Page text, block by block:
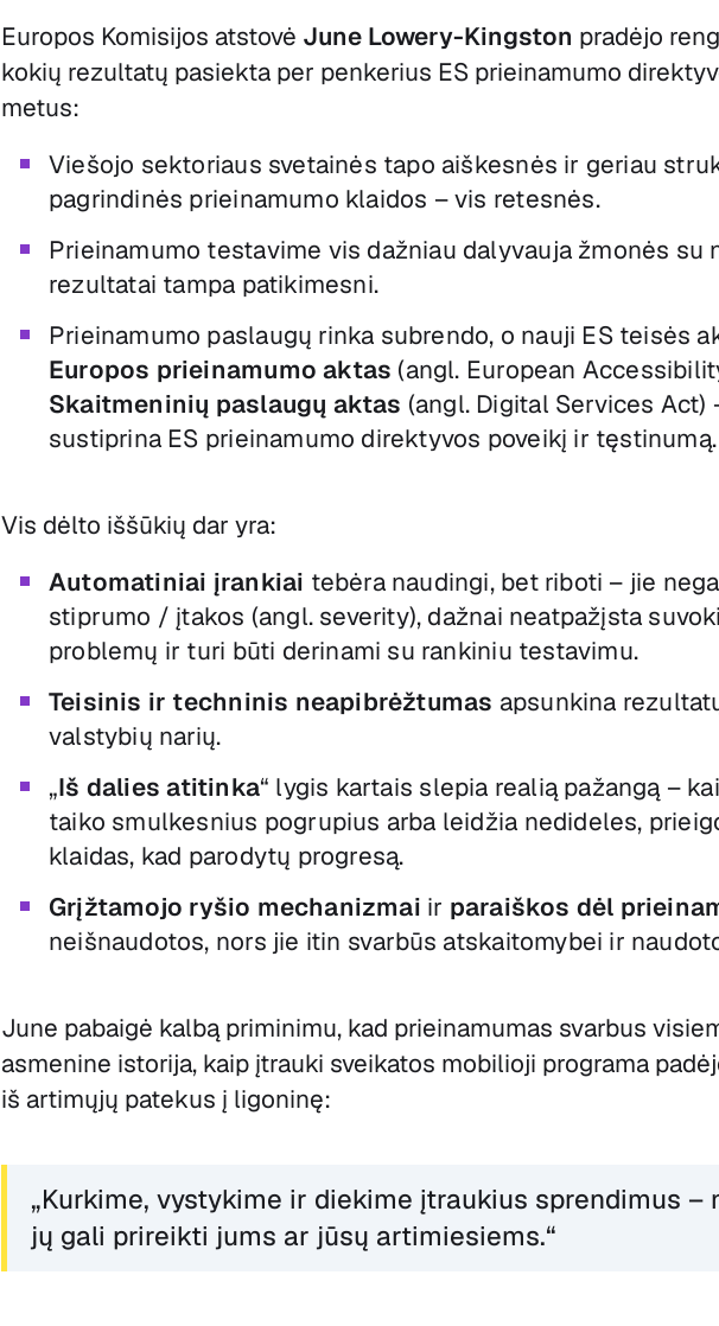
Europos Komisijos atstovė June Lowery-Kingston pradėjo
kokių rezultatų pasiekta per penkerius ES prieinamumo
metus:
Viešojo sektoriaus svetainės tapo aiškesnės ir geriau
pagrindinės prieinamumo klaidos – vis retesnės.
Prieinamumo testavime vis dažniau dalyvauja žmonės su
rezultatai tampa patikimesni.
Prieinamumo paslaugų rinka subrendo, o nauji ES teisės
Europos prieinamumo aktas (angl. European
Skaitmeninių paslaugų aktas (angl. Digital Services Act)
sustiprina ES prieinamumo direktyvos poveikį ir tęstinumą.
Vis dėlto iššūkių dar yra:
Automatiniai įrankiai tebėra naudingi, bet riboti – jie
stiprumo / įtakos (angl. severity), dažnai neatpažįsta
problemų ir turi būti derinami su rankiniu testavimu.
Teisinis ir techninis neapibrėžtumas apsunkina
valstybių narių.
„Iš dalies atitinka“ lygis kartais slepia realią pažangą –
taiko smulkesnius pogrupius arba leidžia nedideles,
klaidas, kad parodytų progresą.
Grįžtamojo ryšio mechanizmai ir paraiškos dėl
neišnaudotos, nors jie itin svarbūs atskaitomybei ir
June pabaigė kalbą priminimu, kad prieinamumas svarbus
asmenine istorija, kaip įtrauki sveikatos mobilioji programa
iš artimųjų patekus į ligoninę:
„Kurkime, vystykime ir diekime įtraukius sprendimus –
jų gali prireikti jums ar jūsų artimiesiems.“